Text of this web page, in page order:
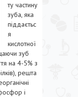
ту частину
зуба, яка
піддаєтьс
я
кислотної
зуб
на 4-5% з
решта
і